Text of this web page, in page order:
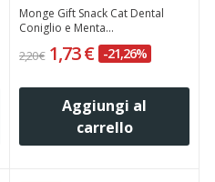
Monge Gift Snack Cat Dental
Coniglio e Menta...
2,20 € 1,73 € -21,26%
Aggiungi al
carrello